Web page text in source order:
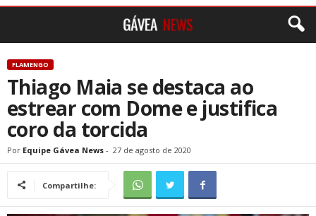
FLAMENGO
Thiago Maia se destaca ao
estrear com Dome e justifica
coro da torcida
Por Equipe Gávea News - 27 de agosto de 2020
Compartilhe: